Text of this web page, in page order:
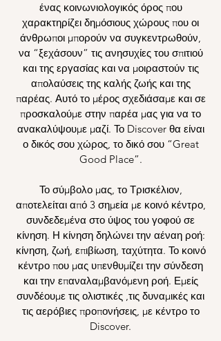
ένας κοινωνιολογικός όρος που
χαρακτηρίζει δημόσιους χώρους που οι
άνθρωποι μπορούν να συγκεντρωθούν,
να “ξεχάσουν” τις ανησυχίες του σπιτιού
και της εργασίας και να μοιραστούν τις
απολαύσεις της καλής ζωής και της
παρέας. Αυτό το μέρος σχεδιάσαμε και σε
προσκαλούμε στην παρέα μας για να το
ανακαλύψουμε μαζί. Το Discover θα είναι
ο δικός σου χώρος, το δικό σου “Great
Good Place”.
Το σύμβολο μας, το Τρισκέλιον,
αποτελείται από 3 σημεία με κοινό κέντρο,
συνδεδεμένα στο ύψος του γοφού σε
κίνηση. Η κίνηση δηλώνει την αέναη ροή:
κίνηση, ζωή, επιβίωση, ταχύτητα. Το κοινό
κέντρο που μας υπενθυμίζει την σύνδεση
και την επαναλαμβανόμενη ροή. Εμείς
συνδέουμε τις ολιστικές ,τις δυναμικές και
τις αερόβιες προπονήσεις, με κέντρο το
Discover.